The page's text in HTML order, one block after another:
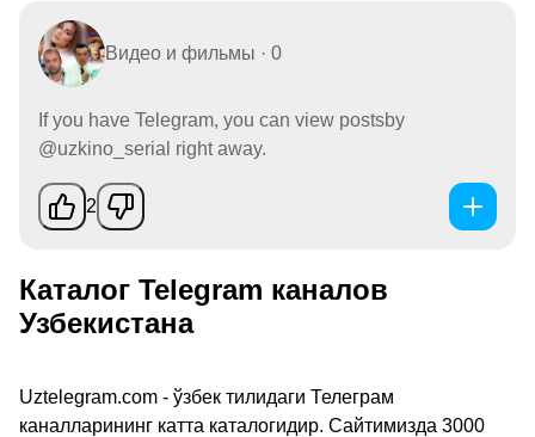
Видео и фильмы · 0
If you have Telegram, you can view postsby
@uzkino_serial right away.
2
Каталог Telegram каналов
Узбекистана
Uztelegram.com - ўзбек тилидаги Телеграм
каналларининг катта каталогидир. Сайтимизда 3000